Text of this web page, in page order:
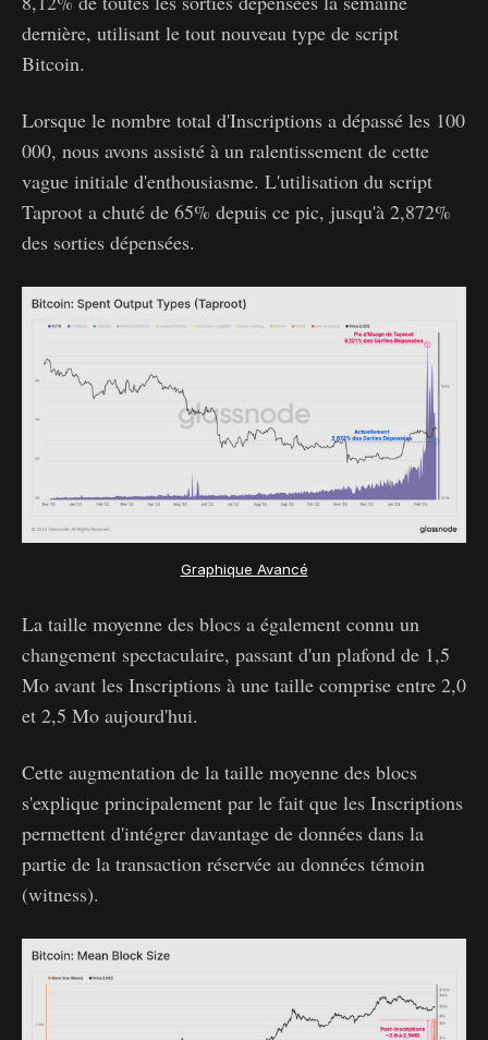
dernière, utilisant le tout nouveau type de script
Bitcoin.
Lorsque le nombre total d'Inscriptions a dépassé les 100
000, nous avons assisté à un ralentissement de cette
vague initiale d'enthousiasme. L'utilisation du script
Taproot a chuté de 65% depuis ce pic, jusqu'à 2,872%
des sorties dépensées.
Graphique Avancé
La taille moyenne des blocs a également connu un
changement spectaculaire, passant d'un plafond de 1,5
Mo avant les Inscriptions à une taille comprise entre 2,0
et 2,5 Mo aujourd'hui.
Cette augmentation de la taille moyenne des blocs
s'explique principalement par le fait que les Inscriptions
permettent d'intégrer davantage de données dans la
partie de la transaction réservée au données témoin
(witness).